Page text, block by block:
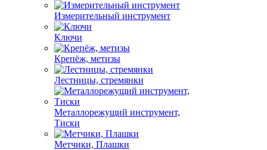
Измерительный инструмент
Ключи
Крепёж, метизы
Лестницы, стремянки
Металлорежущий инструмент,
Тиски
Метчики, Плашки